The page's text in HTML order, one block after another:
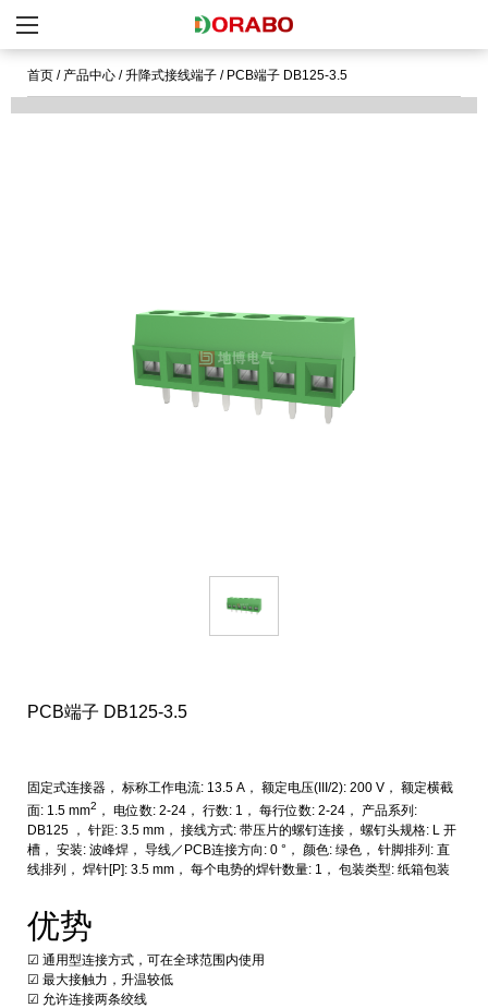
首页 / 产品中心 /升降式接线端子 / PCB端子 DB125-3.5
PCB端子 DB125-3.5
固定式连接器， 标称工作电流: 13.5 A， 额定电压(III/2): 200 V， 额定横截
面: 1.5 mm2 ， 电位数: 2-24， 行数: 1， 每行位数: 2-24， 产品系列:
DB125 ， 针距: 3.5 mm， 接线方式: 带压片的螺钉连接， 螺钉头规格: L 开
槽， 安装: 波峰焊， 导线／PCB连接方向: 0 °， 颜色: 绿色， 针脚排列: 直
线排列， 焊针[P]: 3.5 mm， 每个电势的焊针数量: 1， 包装类型: 纸箱包装
优势
☑ 通用型连接方式，可在全球范围内使用
☑ 最大接触力，升温较低
☑ 允许连接两条绞线